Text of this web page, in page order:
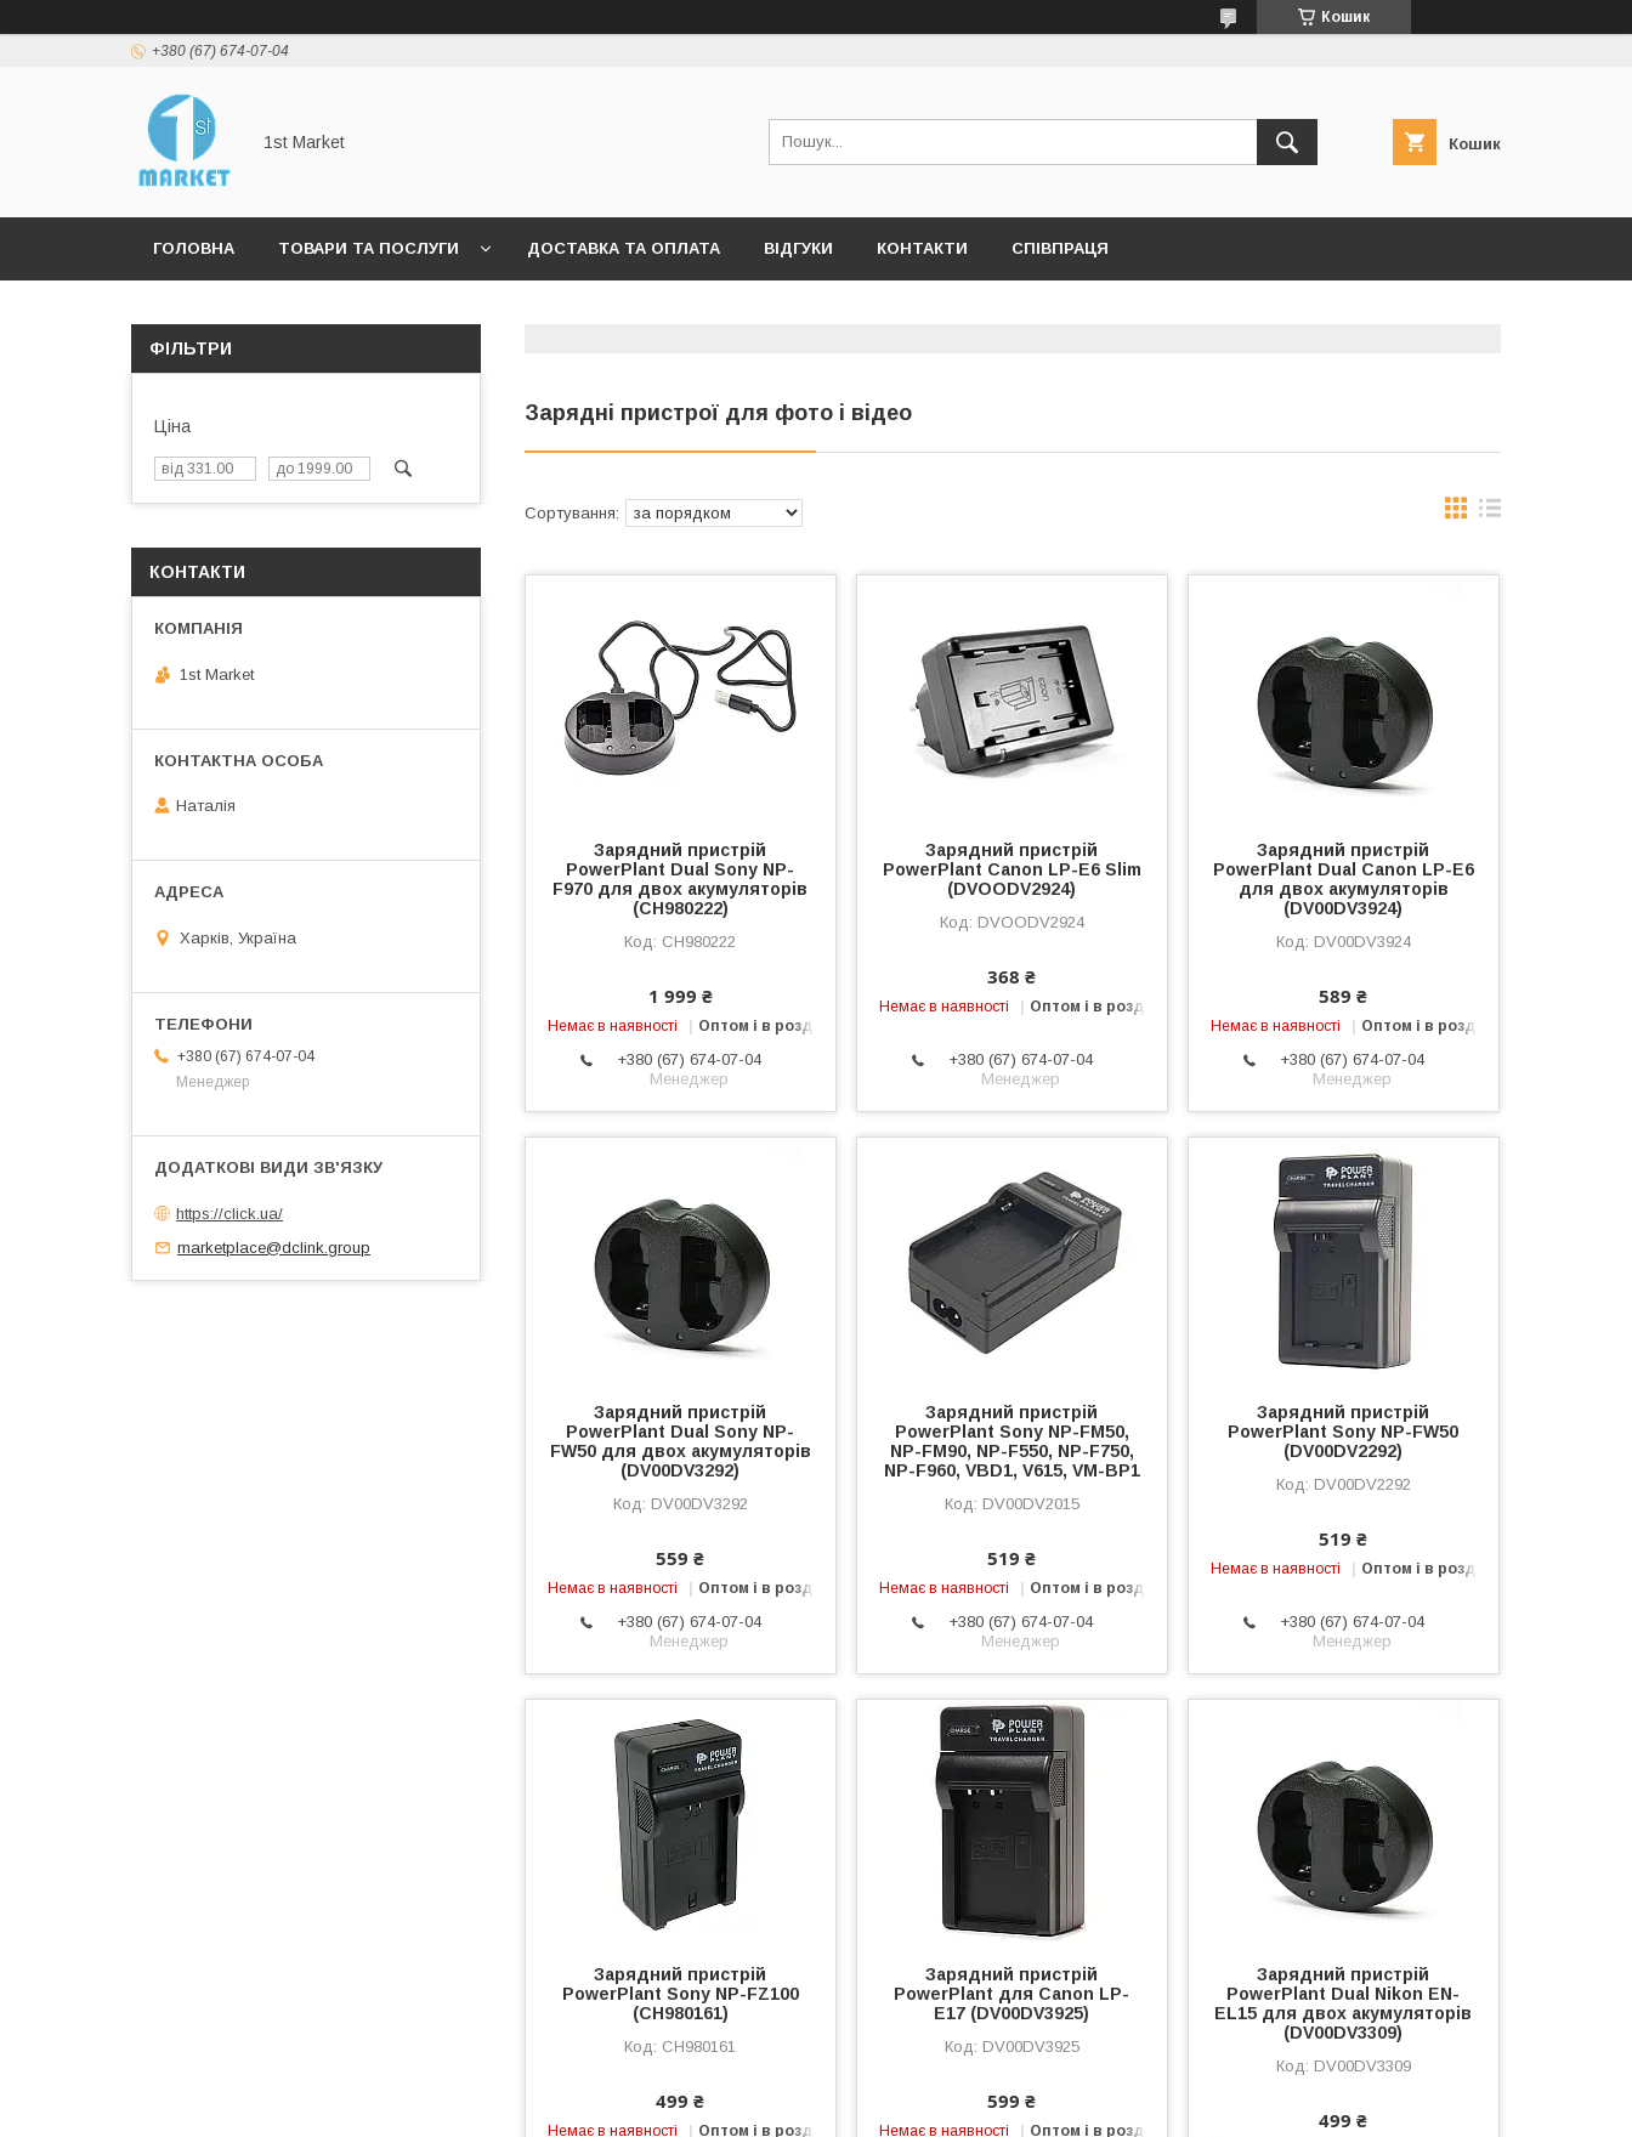
Кошик
+380 (67) 674-07-04
1st Market Кошик
ГОЛОВНА ТОВАРИ ТА ПОСЛУГИ ДОСТАВКА ТА ОПЛАТА ВІДГУКИ КОНТАКТИ СПІВПРАЦЯ
Зарядні пристрої для фото і відео
Зарядний пристрій
PowerPlant Dual Sony NP-
F970 для двох акумуляторів
(CH980222)
CH980222
1 999 ₴
Немає в наявності Оптом і в роздріб
+380 (67) 674-07-04
Менеджер
Зарядний пристрій
PowerPlant Canon LP-E6 Slim
(DVOODV2924)
DVOODV2924
368 ₴
Немає в наявності Оптом і в роздріб
+380 (67) 674-07-04
Менеджер
Зарядний пристрій
PowerPlant Dual Canon LP-E6
для двох акумуляторів
(DV00DV3924)
DV00DV3924
589 ₴
Немає в наявності Оптом і в роздріб
+380 (67) 674-07-04
Менеджер
Зарядний пристрій
PowerPlant Dual Sony NP-
FW50 для двох акумуляторів
(DV00DV3292)
DV00DV3292
559 ₴
Немає в наявності Оптом і в роздріб
+380 (67) 674-07-04
Менеджер
Зарядний пристрій
PowerPlant Sony NP-FM50,
NP-FM90, NP-F550, NP-F750,
NP-F960, VBD1, V615, VM-BP1
DV00DV2015
519 ₴
Немає в наявності Оптом і в роздріб
+380 (67) 674-07-04
Менеджер
Зарядний пристрій
PowerPlant Sony NP-FW50
(DV00DV2292)
DV00DV2292
519 ₴
Немає в наявності Оптом і в роздріб
+380 (67) 674-07-04
Менеджер
Зарядний пристрій
PowerPlant Sony NP-FZ100
(CH980161)
CH980161
499 ₴
Немає в наявності Оптом і в роздріб
Зарядний пристрій
PowerPlant для Canon LP-
E17 (DV00DV3925)
DV00DV3925
599 ₴
Немає в наявності Оптом і в роздріб
Зарядний пристрій
PowerPlant Dual Nikon EN-
EL15 для двох акумуляторів
(DV00DV3309)
DV00DV3309
499 ₴
ФІЛЬТРИ
Ціна
КОНТАКТИ
1st Market
Наталія
Харків, Україна
+380 (67) 674-07-04
Менеджер
https://click.ua/
marketplace@dclink.group